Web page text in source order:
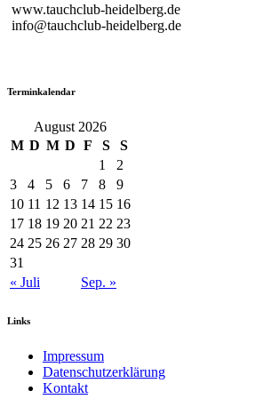
www.tauchclub-heidelberg.de
info@tauchclub-heidelberg.de
Terminkalendar
August 2026
M D M D F S
S
1
2
3
4 5 6 7 8
9
10 11 12 13 14 15 16
17 18 19 20 21 22 23
24 25 26 27 28 29 30
31
« Juli
Sep. »
Links
Impressum
Datenschutzerklärung
Kontakt